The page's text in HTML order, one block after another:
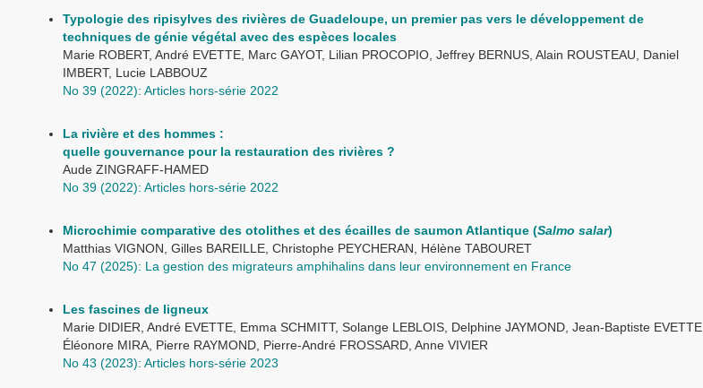
Typologie des ripisylves des rivières de Guadeloupe, un premier pas vers le développement de
techniques de génie végétal avec des espèces locales
Marie ROBERT, André EVETTE, Marc GAYOT, Lilian PROCOPIO, Jeffrey BERNUS, Alain ROUSTEAU, Daniel
IMBERT, Lucie LABBOUZ
No 39 (2022): Articles hors-série 2022
La rivière et des hommes :
quelle gouvernance pour la restauration des rivières ?
Aude ZINGRAFF-HAMED
No 39 (2022): Articles hors-série 2022
Microchimie comparative des otolithes et des écailles de saumon Atlantique (Salmo salar)
Matthias VIGNON, Gilles BAREILLE, Christophe PEYCHERAN, Hélène TABOURET
No 47 (2025): La gestion des migrateurs amphihalins dans leur environnement en France
Les fascines de ligneux
Marie DIDIER, André EVETTE, Emma SCHMITT, Solange LEBLOIS, Delphine JAYMOND, Jean-Baptiste EVETTE,
Éléonore MIRA, Pierre RAYMOND, Pierre-André FROSSARD, Anne VIVIER
No 43 (2023): Articles hors-série 2023